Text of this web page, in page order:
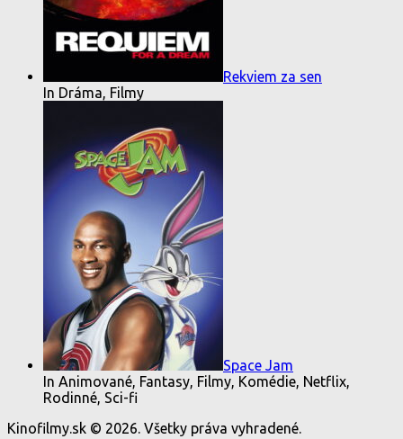
Rekviem za sen
In Dráma, Filmy
Space Jam
In Animované, Fantasy, Filmy, Komédie, Netflix,
Rodinné, Sci-fi
Kinofilmy.sk © 2026. Všetky práva vyhradené.